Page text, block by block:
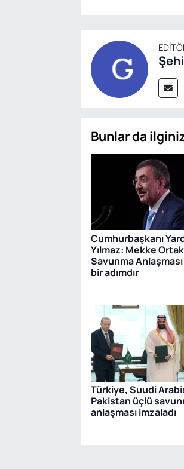
Bunlar da
Cumhurbaşkanı
Yılmaz: Mekke Ortak
Savunma
bir adımdır
Türkiye, Suudi
Pakistan üçlü
anlaşması imzaladı